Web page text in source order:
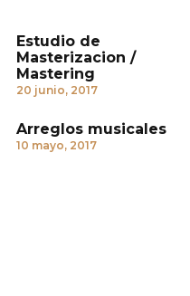
Estudio de
Masterizacion /
Mastering
20 junio, 2017
Arreglos musicales
10 mayo, 2017